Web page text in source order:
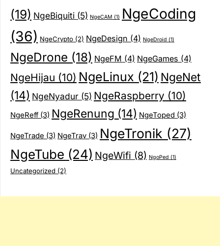
(19) NgeBiquiti (5) NgeCAM (1) NgeCoding
(36) NgeCrypto (2) NgeDesign (4) NgeDroid (1)
NgeDrone (18) NgeFM (4) NgeGames (4)
NgeHijau (10) NgeLinux (21) NgeNet
(14) NgeNyadur (5) NgeRaspberry (10)
NgeReff (3) NgeRenung (14) NgeToped (3)
NgeTrade (3) NgeTrav (3) NgeTronik (27)
NgeTube (24) NgeWifi (8) NgoPed (1)
Uncategorized (2)